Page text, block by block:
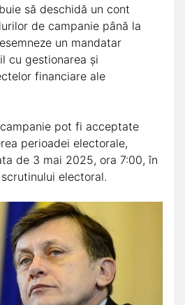
să deschidă un cont
de campanie până la
un mandatar
cu gestionarea și
financiare ale
pot fi acceptate
perioadei electorale,
de 3 mai 2025, ora 7:00, în
electoral.